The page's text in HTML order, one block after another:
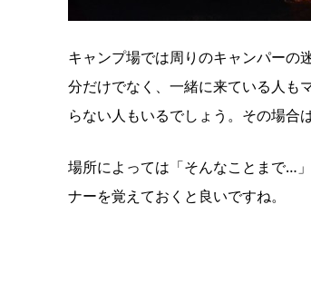
キャンプ場では周りのキャンパーの
分だけでなく、一緒に来ている人も
らない人もいるでしょう。その場合
場所によっては「そんなことまで…
ナーを覚えておくと良いですね。